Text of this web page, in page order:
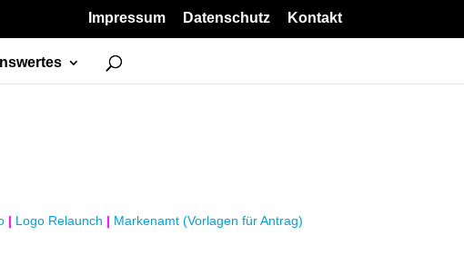
Impressum Datenschutz Kontakt
| Logo Relaunch | Markenamt (Vorlagen für Antrag)